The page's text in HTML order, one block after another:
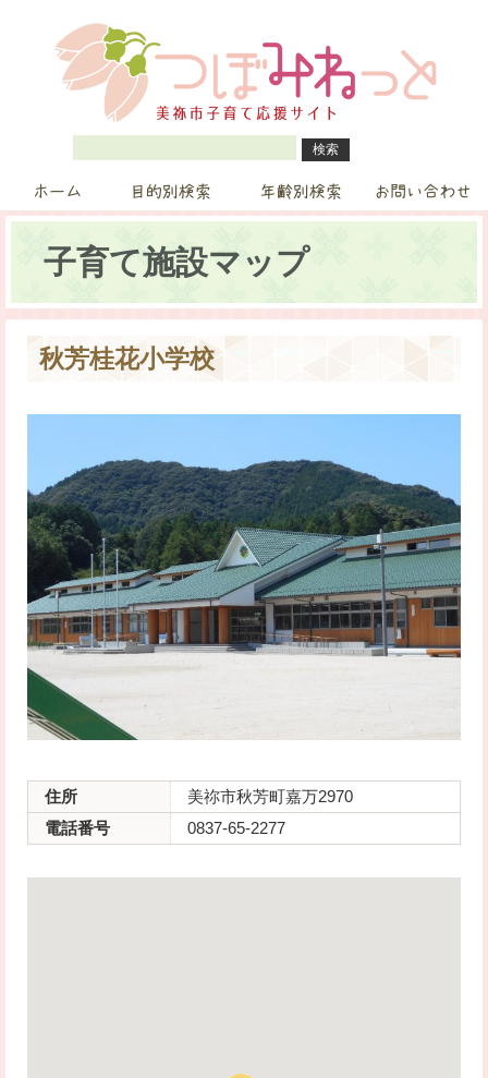
ホーム 目的別検索 年齢別検索 お問い合わせ
子育て施設マップ
秋芳桂花小学校
住所
美祢市秋芳町嘉万2970
電話番号
0837-65-2277